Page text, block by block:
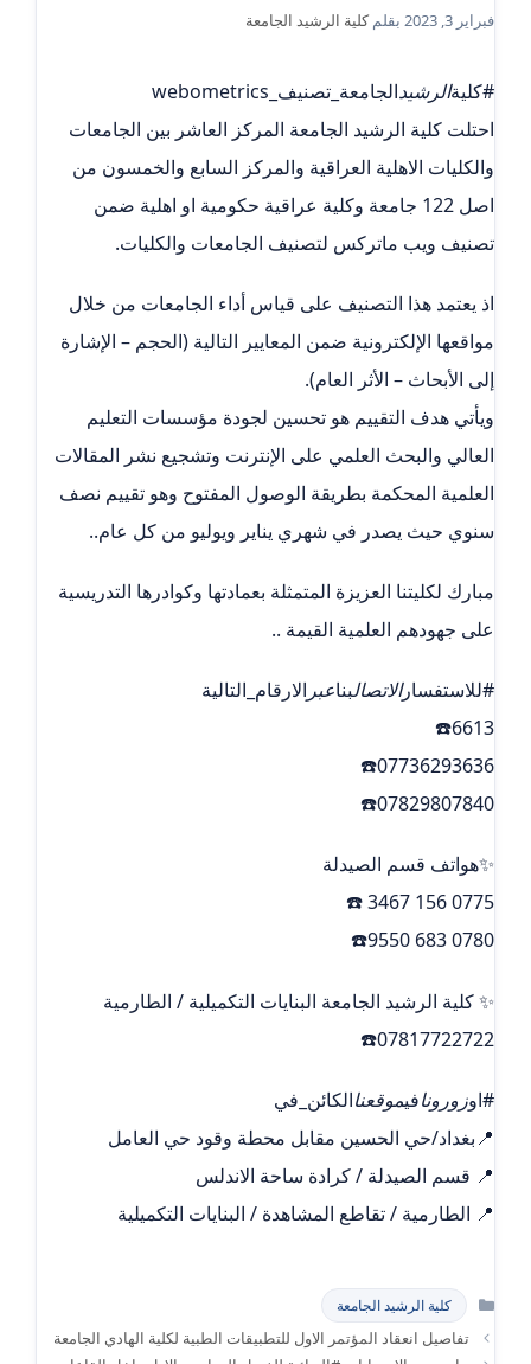
فبراير 3, 2023 بقلمكلية الرشيد الجامعة
#كليةالرشيدالجامعة_تصنيف_webometrics
احتلت كلية الرشيد الجامعة المركز العاشر بين الجامعات
والكليات الاهلية العراقية والمركز السابع والخمسون من
اصل 122 جامعة وكلية عراقية حكومية او اهلية ضمن
تصنيف ويب ماتركس لتصنيف الجامعات والكليات.
اذ يعتمد هذا التصنيف على قياس أداء الجامعات من خلال
مواقعها الإلكترونية ضمن المعايير التالية (الحجم – الإشارة
إلى الأبحاث – الأثر العام).
ويأتي هدف التقييم هو تحسين لجودة مؤسسات التعليم
العالي والبحث العلمي على الإنترنت وتشجيع نشر المقالات
العلمية المحكمة بطريقة الوصول المفتوح وهو تقييم نصف
سنوي حيث يصدر في شهري يناير ويوليو من كل عام..
مبارك لكليتنا العزيزة المتمثلة بعمادتها وكوادرها التدريسية
على جهودهم العلمية القيمة ..
#للاستفسارالاتصالبناعبر الارقام_التالية
6613☎️
07736293636☎️
07829807840☎️
✨هواتف قسم الصيدلة
0775 156 3467 ☎️
0780 683 9550☎️
✨ كلية الرشيد الجامعة البنايات التكميلية / الطارمية
07817722722☎️
#اوزورونافيموقعناالكائن_في
📍بغداد/حي الحسين مقابل محطة وقود حي العامل
📍 قسم الصيدلة / كرادة ساحة الاندلس
📍 الطارمية / تقاطع المشاهدة / البنايات التكميلية
التصنيفات
كلية الرشيد الجامعة
تفاصيل انعقاد المؤتمر الاول للتطبيقات الطبية لكلية الهادي الجامعة